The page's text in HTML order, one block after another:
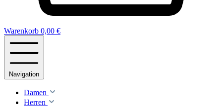
Warenkorb 0,00 €
Navigation
Damen
Herren